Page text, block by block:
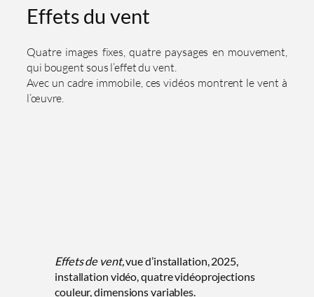
Effets du vent
Quatre images fixes, quatre paysages en mouvement,
qui bougent sous l’effet du vent.
Avec un cadre immobile, ces vidéos montrent le vent à
l’œuvre.
Effets de vent,vue d’installation, 2025,
installation vidéo, quatre vidéoprojections
couleur, dimensions variables.